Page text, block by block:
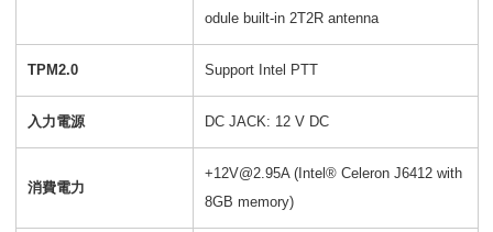
odule built-in 2T2R antenna
TPM2.0 Support Intel PTT
入力電源 DC JACK: 12 V DC
消費電力
+12V@2.95A (Intel® Celeron J6412 with
8GB memory)